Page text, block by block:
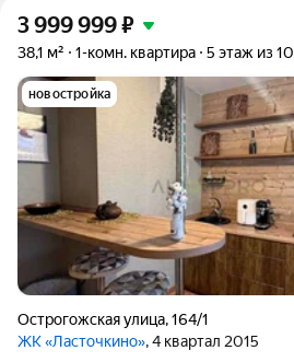
3 999 999₽
38,1 м² 1-комн. квартира 5 этаж из 10
новостройка
Острогожская улица,164/1
ЖК «Ласточкино», 4 квартал 2015